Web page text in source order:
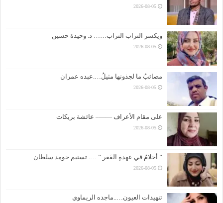
2026-08-05
ويكسر التراب التراب…… د. وحيدة حسين
2026-08-05
مصائبُ ما لجذوتها مثيلُ….عبده عمران
2026-08-05
على مقام الأعراف ——– عائشة بريكات
2026-08-05
” أحلامٌ في عهدةِ القَفر ” …. تسنيم حومد سلطان
2026-08-05
تنهيدات العيون…..ماجده الريماوي